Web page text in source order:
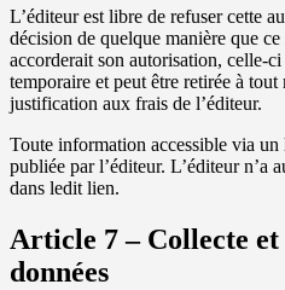
L’éditeur est libre de refuser cette
décision de quelque manière que
accorderait son autorisation, celle-ci
temporaire et peut être retirée à
justification aux frais de l’éditeur.
Toute information accessible via un
publiée par l’éditeur. L’éditeur n’a
dans ledit lien.
Article 7 – Collecte
données